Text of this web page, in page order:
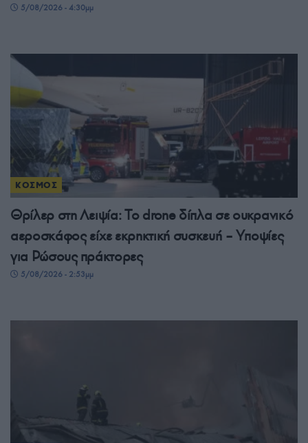
5/08/2026 - 4:30μμ
ΚΟΣΜΟΣ
Θρίλερ στη Λειψία: Το drone δίπλα σε ουκρανικό
αεροσκάφος είχε εκρηκτική συσκευή – Υποψίες
για Ρώσους πράκτορες
5/08/2026 - 2:53μμ